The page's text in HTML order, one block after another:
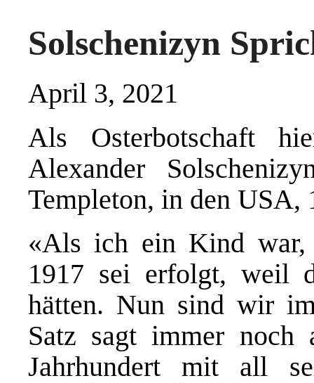
Solschenizyn
April 3, 2021
Als Osterbotschaft
Alexander
Templeton, in den USA,
«Als ich ein Kind war,
1917 sei erfolgt, weil
hätten. Nun sind wir
Satz sagt immer noch
Jahrhundert mit all